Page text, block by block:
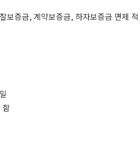
보증금, 계약보증금, 하자보증금 면제
함